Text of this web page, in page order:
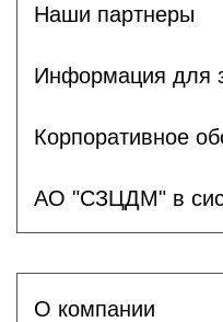
Наши партнеры
Информация для
Корпоративное
АО "СЗЦДМ" в
О компании